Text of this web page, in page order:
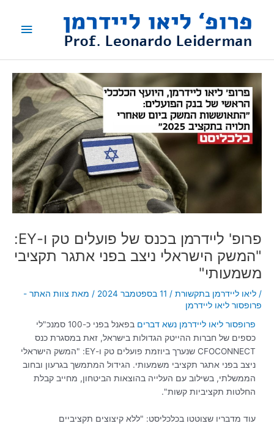
ראשי
פרופ' ליידרמן בכנס של פועלים טק ו-EY:
"המשק הישראלי ניצב בפני אתגר תקציבי
משמעותי"
/ ליאו ליידרמן בתקשורת / 11 בספטמבר 2024 / מאת צוות האתר -
פרופסור ליאו ליידרמן
פרופסור ליאו ליידרמן נשא דברים
בפאנל בפני כ-100 סמנכ"לי
כספים של חברות ההייטק הגדולות בישראל, זאת במסגרת כנס
CFOCONNECT שנערך ביוזמת פועלים טק ו-EY: "המשק הישראלי
ניצב בפני אתגר תקציבי משמעותי. הגידול המתמשך בגרעון ובחוב
הממשלתי, בשילוב עם העלייה בהוצאות הביטחון, מחייב קבלת
החלטות תקציביות קשות".
עוד מדבריו שצוטטו בכלכליסט: "ללא קיצוצים תקציביים